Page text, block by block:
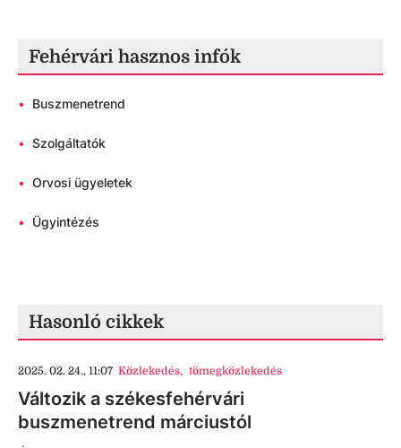
Fehérvári hasznos infók
• Buszmenetrend
• Szolgáltatók
• Orvosi ügyeletek
• Ügyintézés
Hasonló cikkek
2025. 02. 24., 11:07 Közlekedés, tömegközlekedés
Változik a székesfehérvári
buszmenetrend márciustól